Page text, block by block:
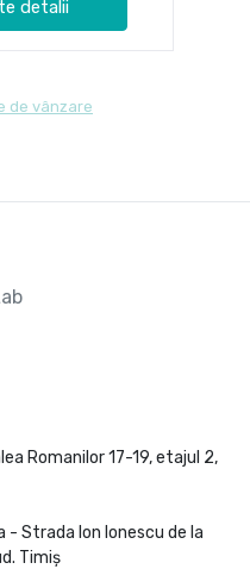
detalii
de vânzare
Romanilor 17-19, etajul 2,
- Strada Ion Ionescu de la
Timiș